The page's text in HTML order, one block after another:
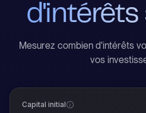
d'intérêts
Mesurez combien d'intérêts
vos
Capital initial